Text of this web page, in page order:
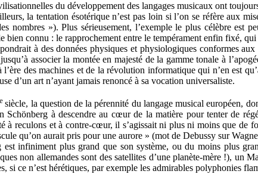
du développement des langages musicaux ont
la tentation ésotérique n’est pas loin si l’on se réfère aux
»). Plus sérieusement, l’exemple le plus célèbre est
bien connu : le rapprochement entre le tempérament enfin fixé,
à des données physiques et physiologiques conformes
associer la montée en majesté de la gamme tonale à
des machines et de la révolution informatique qui n’en est
d’un art n’ayant jamais renoncé à sa vocation universaliste.
esiècle, la question de la pérennité du langage musical européen,
Schönberg à descendre au cœur de la matière pour tenter de
à reculons et à contre-cœur, il s’agissait ni plus ni moins que
qu’on aurait pris pour une aurore » (mot de Debussy sur
infiniment plus grand que son système, ou du moins plus
non allemandes sont des satellites d’une planète-mère !), un
si ce n’est hérétiques, par exemple les admirables polyphonies